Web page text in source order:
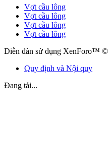
Vợt cầu lông
Vợt cầu lông
Vợt cầu lông
Vợt cầu lông
Diễn đàn sử dụng XenForo™
Quy định và Nội quy
Đang tải...